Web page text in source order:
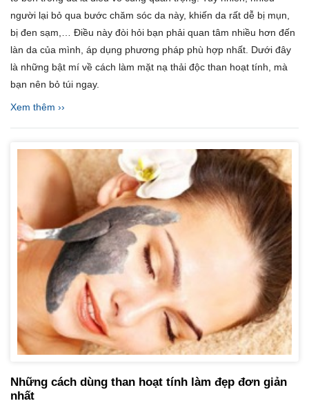
người lại bỏ qua bước chăm sóc da này, khiến da rất dễ bị mụn,
bị đen sạm,… Điều này đòi hỏi bạn phải quan tâm nhiều hơn đến
làn da của mình, áp dụng phương pháp phù hợp nhất. Dưới đây
là những bật mí về cách làm mặt nạ thải độc than hoạt tính, mà
bạn nên bỏ túi ngay.
Xem thêm ››
Những cách dùng than hoạt tính làm đẹp đơn giản
nhất